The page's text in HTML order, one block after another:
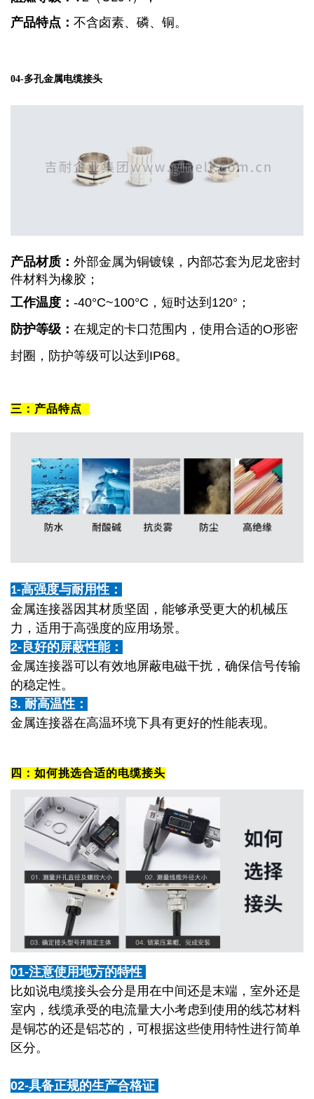
产品特点： 不含卤素、磷、铜。
04-多孔金属电缆接头
产品材质： 外部金属为铜镀镍，内部芯套为尼龙密封
件材料为橡胶；
工作温度： -40°C~100°C，短时达到120°；
防护等级： 在规定的卡口范围内，使用合适的O形密
封圈 ，防护等级可以达到 IP68。
三：产品特点
1-高强度与耐用性：
金属连接器因其材质坚固，能够承受更大的机械压
力，适用于高强度的应用场景。
2-良好的屏蔽性能：
金属连接器可以有效地屏蔽电磁干扰，确保信号传输
的稳定性。
3. 耐高温性：
金属连接器在高温环境下具有更好的性能表现。
四：如何挑选合适的电缆接头
01-注意使用地方的特性
比如说电缆接头会分是用在中间还是末端，室外还是
室内，线缆承受的电流量大小考虑到使用的线芯材料
是铜芯的还是铝芯的，可根据这些使用特性进行简单
区分。
02-具备正规的生产合格证